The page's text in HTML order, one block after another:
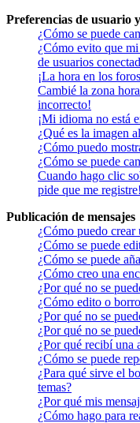
Preferencias de usuario
¿Cómo se puede
¿Cómo evito que
de usuarios
¡La hora en los
Cambié la zona
incorrecto!
¡Mi idioma no está
¿Qué es la imagen
¿Cómo puedo
¿Cómo se puede
Cuando hago clic
pide que me registre!
Publicación de mensajes
¿Cómo puedo crear
¿Cómo se puede
¿Cómo se puede
¿Cómo creo una
¿Por qué no se
¿Cómo edito o
¿Por qué no se
¿Por qué no se
¿Por qué recibí una
¿Cómo se puede
¿Para qué sirve el
temas?
¿Por qué mis
¿Cómo hago para